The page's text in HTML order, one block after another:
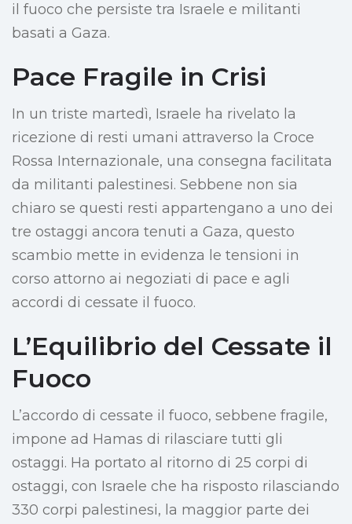
il fuoco che persiste tra Israele e militanti
basati a Gaza.
Pace Fragile in Crisi
In un triste martedì, Israele ha rivelato la
ricezione di resti umani attraverso la Croce
Rossa Internazionale, una consegna facilitata
da militanti palestinesi. Sebbene non sia
chiaro se questi resti appartengano a uno dei
tre ostaggi ancora tenuti a Gaza, questo
scambio mette in evidenza le tensioni in
corso attorno ai negoziati di pace e agli
accordi di cessate il fuoco.
L’Equilibrio del Cessate il
Fuoco
L’accordo di cessate il fuoco, sebbene fragile,
impone ad Hamas di rilasciare tutti gli
ostaggi. Ha portato al ritorno di 25 corpi di
ostaggi, con Israele che ha risposto rilasciando
330 corpi palestinesi, la maggior parte dei